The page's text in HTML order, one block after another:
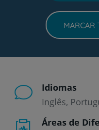
MARCAR
Idiomas
Inglês
Áreas de